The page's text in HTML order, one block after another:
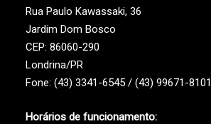
Rua Paulo Kawassaki, 36
Jardim Dom Bosco
CEP: 86060-290
Londrina/PR
Fone: (43) 3341-6545 / (43) 99671-8101
Horários de funcionamento: